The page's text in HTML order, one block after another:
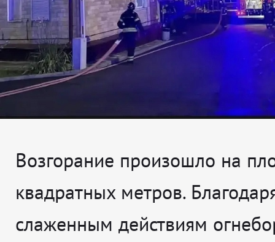
Возгорание произошло на
квадратных метров.
слаженным действиям